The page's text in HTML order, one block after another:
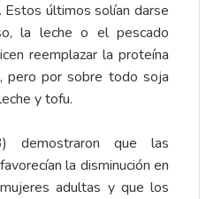
últimos solían darse
la leche o el pescado
reemplazar la proteína
pero por sobre todo soja
y tofu.
demostraron que las
la disminución en
adultas y que los